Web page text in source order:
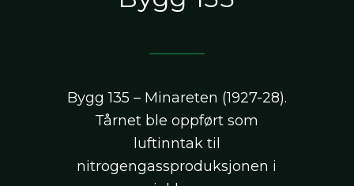
Bygg 135 – Minareten (1927-28).
Tårnet ble oppført som
luftinntak til
nitrogengassproduksjonen i